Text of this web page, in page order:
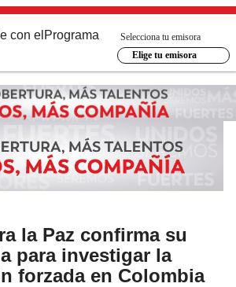
con el Programa
Selecciona tu emisora
Elige tu emisora
la Paz confirma su
para investigar la
forzada en Colombia